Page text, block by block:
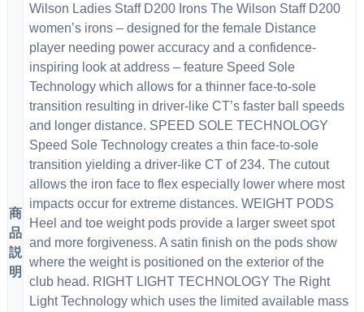
商
品
説
明
Wilson Ladies Staff D200 Irons The Wilson Staff D200
women’s irons – designed for the female Distance
player needing power accuracy and a confidence-
inspiring look at address – feature Speed Sole
Technology which allows for a thinner face-to-sole
transition resulting in driver-like CT’s faster ball speeds
and longer distance. SPEED SOLE TECHNOLOGY
Speed Sole Technology creates a thin face-to-sole
transition yielding a driver-like CT of 234. The cutout
allows the iron face to flex especially lower where most
impacts occur for extreme distances. WEIGHT PODS
Heel and toe weight pods provide a larger sweet spot
and more forgiveness. A satin finish on the pods show
where the weight is positioned on the exterior of the
club head. RIGHT LIGHT TECHNOLOGY The Right
Light Technology which uses the limited available mass